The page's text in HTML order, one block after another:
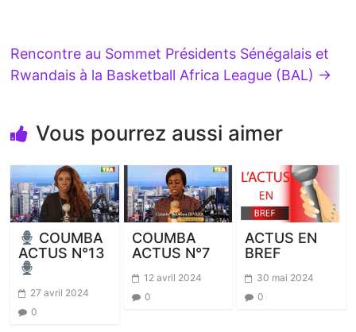
Rencontre au Sommet Présidents Sénégalais et
Rwandais à la Basketball Africa League (BAL) →
Vous pourrez aussi aimer
COUMBA
ACTUS N°13
27 avril 2024
0
COUMBA
ACTUS N°7
12 avril 2024
0
ACTUS EN
BREF
30 mai 2024
0